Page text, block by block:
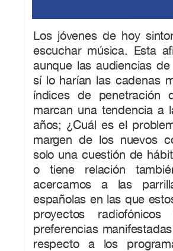
Los jóvenes de hoy
escuchar música. Esta
aunque las audiencias
sí lo harían las cadenas
índices de penetración
marcan una tendencia a
años; ¿Cuál es el
margen de los nuevos
solo una cuestión de
o tiene relación
acercamos a las
españolas en las que
proyectos
preferencias
respecto a los